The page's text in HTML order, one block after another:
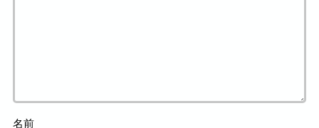
名前